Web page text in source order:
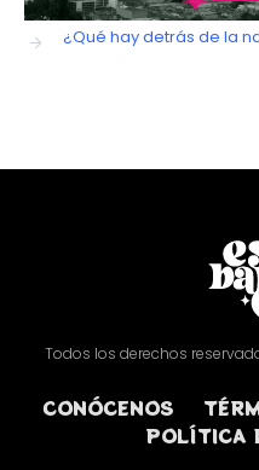
¿Qué hay detrás de la
Todos los derechos
CONÓCENOS
POLÍTICA